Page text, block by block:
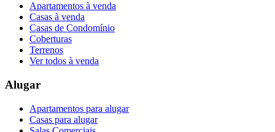
Apartamentos à venda
Casas à venda
Casas de Condomínio
Coberturas
Terrenos
Ver todos à venda
Alugar
Apartamentos para alugar
Casas para alugar